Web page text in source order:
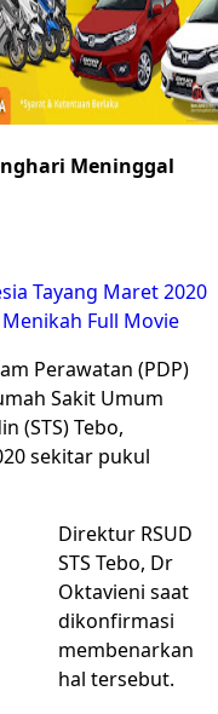
Meninggal
Tayang Maret 2020
Full Movie
Perawatan (PDP)
Sakit Umum
(STS) Tebo,
sekitar pukul
Direktur RSUD
STS Tebo, Dr
Oktavieni saat
dikonfirmasi
membenarkan
hal tersebut.